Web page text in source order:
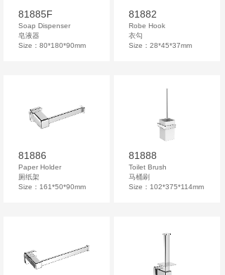
81885F
Soap Dispenser
皂液器
Size：80*180*90mm
81882
Robe Hook
衣勾
Size：28*45*37mm
81886
Paper Holder
厕纸架
Size：161*50*90mm
81888
Toilet Brush
马桶刷
Size：102*375*114mm